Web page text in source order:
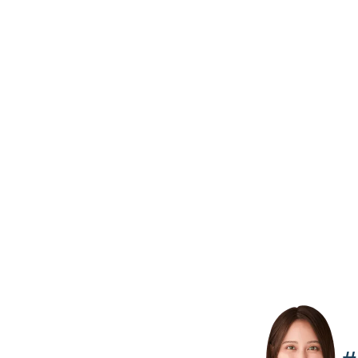
いただいたメールアドレス宛にセミナー
メールにある 「 セミナー視聴 」 ボタン